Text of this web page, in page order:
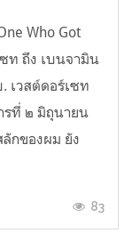
Who Got
ท ถึง เบนจามิน
เวสต์ดอร์เซท
รที่ ๒ มิถุนายน
กของผม ยัง
83